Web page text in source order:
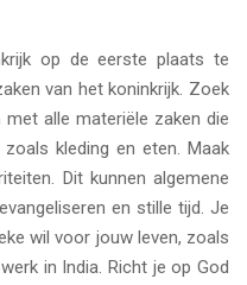
op de eerste plaats te
van het koninkrijk. Zoek
alle materiële zaken die
kleding en eten. Maak
Dit kunnen algemene
en stille tijd. Je
wil voor jouw leven, zoals
in India. Richt je op God